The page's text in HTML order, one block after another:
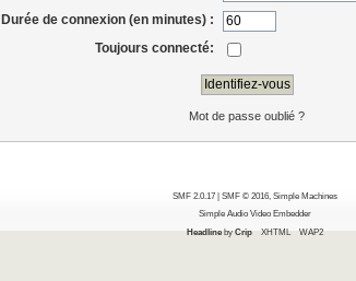
Durée de connexion (en minutes) :
Toujours connecté:
Mot de passe oublié ?
SMF 2.0.17 | SMF © 2016, Simple Machines
Simple Audio Video Embedder
HeadlinebyCrip XHTML WAP2